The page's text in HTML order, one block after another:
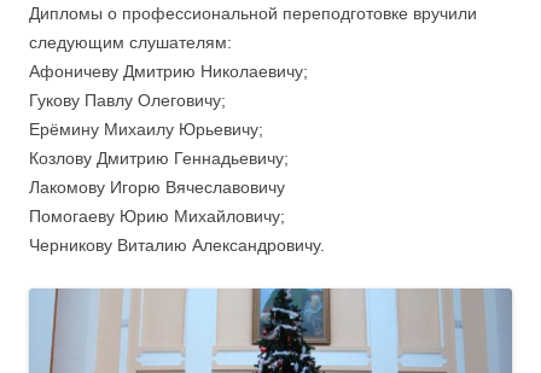
Дипломы о профессиональной переподготовке вручили
следующим слушателям:
Афоничеву Дмитрию Николаевичу;
Гукову Павлу Олеговичу;
Ерёмину Михаилу Юрьевичу;
Козлову Дмитрию Геннадьевичу;
Лакомову Игорю Вячеславовичу
Помогаеву Юрию Михайловичу;
Черникову Виталию Александровичу.